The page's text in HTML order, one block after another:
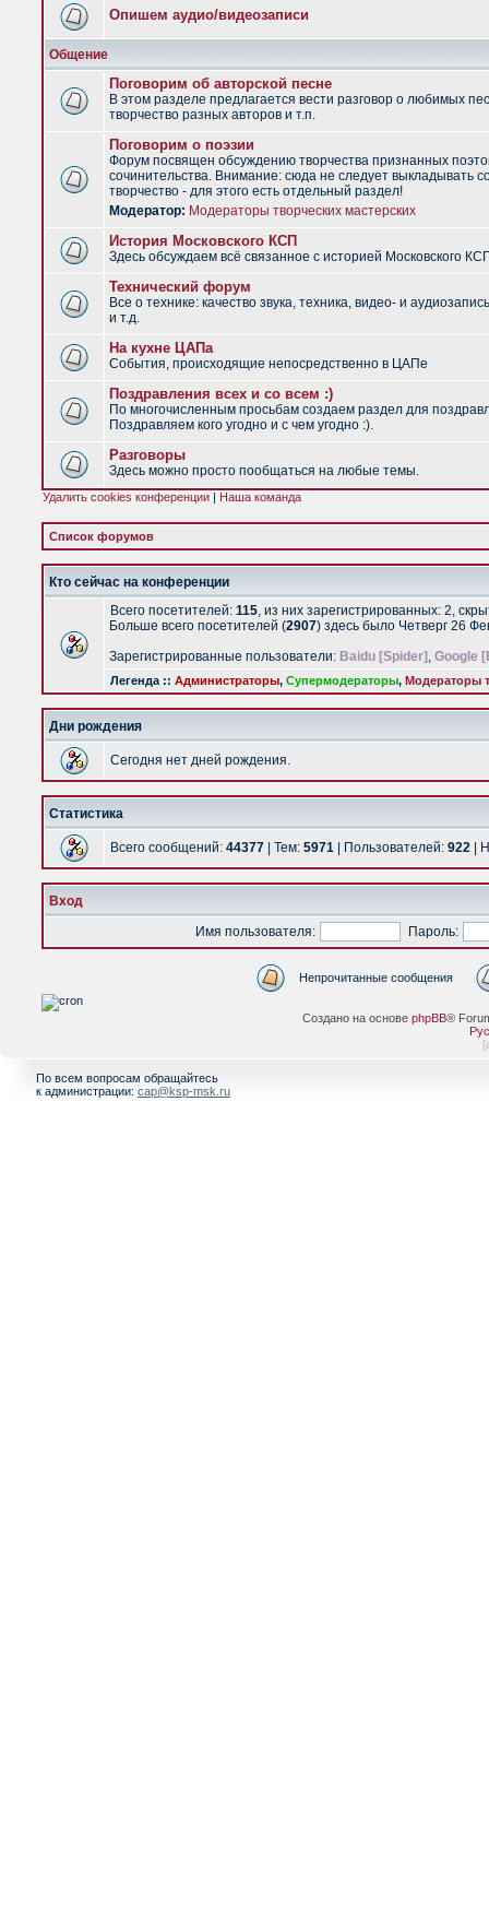
Опишем аудио/видеозаписи
Общение
Поговорим об авторской песне
В этом разделе предлагается вести разговор о любимых
творчество разных авторов и т.п.
Поговорим о поэзии
Форум посвящен обсуждению творчества признанных
сочинительства. Внимание: сюда не следует выкладывать
творчество - для этого есть отдельный раздел!
Модератор: Модераторы творческих мастерских
История Московского КСП
Здесь обсуждаем всё связанное с историей Московского
Технический форум
Все о технике: качество звука, техника, видео- и
и т.д.
На кухне ЦАПа
События, происходящие непосредственно в ЦАПе
Поздравления всех и со всем :)
По многочисленным просьбам создаем раздел для
Поздравляем кого угодно и с чем угодно :).
Разговоры
Здесь можно просто пообщаться на любые темы.
Удалить cookies конференции | Наша команда
Список форумов
Кто сейчас на конференции
Всего посетителей: 115, из них зарегистрированных: 2,
Больше всего посетителей (2907) здесь было Четверг 26
Зарегистрированные пользователи: Baidu [Spider] , Google
Легенда :: Администраторы, Супермодераторы, Модераторы
Дни рождения
Сегодня нет дней рождения.
Статистика
Всего сообщений: 44377 | Тем: 5971 | Пользователей: 922 |
Вход
Имя пользователя:
Пароль:
Непрочитанные сообщения
Создано на основе phpBB®
[
По всем вопросам обращайтесь
к администрации: cap@ksp-msk.ru